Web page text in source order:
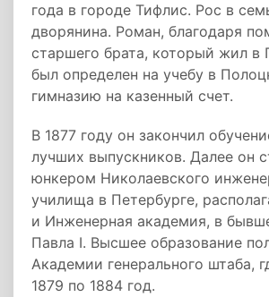
года в городе Тифлис. Рос в
дворянина. Роман, благодаря
старшего брата, который жил в
был определен на учебу в
гимназию на казенный счет.
В 1877 году он закончил
лучших выпускников. Далее он
юнкером Николаевского
училища в Петербурге,
и Инженерная академия, в
Павла I. Высшее образование
Академии генерального штаба,
1879 по 1884 год.